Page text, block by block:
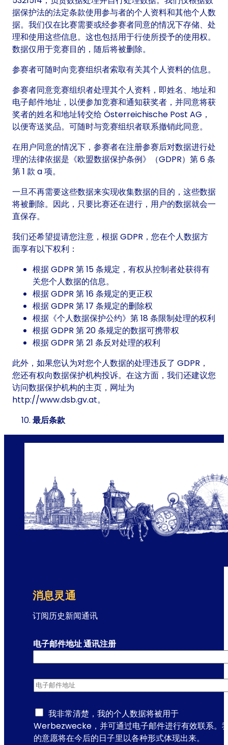
据保护法的法定条款使用参与者的个人资料和其他个人数
据。我们仅在比赛需要或经参赛者同意的情况下存储、处
理和使用这些信息。这也包括用于行使所授予的使用权。
数据仅用于竞赛目的，随后将被删除。
参赛者可随时向竞赛组织者索取有关其个人资料的信息。
参赛者同意竞赛组织者处理其个人资料，即姓名、地址和
电子邮件地址，以便参加竞赛和通知获奖者，并同意将获
奖者的姓名和地址转交给 Österreichische Post AG，
以便寄送奖品。可随时与竞赛组织者联系撤销此同意。
在用户同意的情况下，参赛者在注册参赛后对数据进行处
理的法律依据是《欧盟数据保护条例》（GDPR）第 6 条
第 1 款 a 项。
一旦不再需要这些数据来实现收集数据的目的，这些数据
将被删除。因此，只要比赛还在进行，用户的数据就会一
直保存。
我们还希望提请您注意，根据 GDPR，您在个人数据方
面享有以下权利：
根据 GDPR 第 15 条规定，有权从控制者处获得有
关您个人数据的信息。
根据 GDPR 第 16 条规定的更正权
根据 GDPR 第 17 条规定的删除权
根据《个人数据保护公约》第 18 条限制处理的权利
根据 GDPR 第 20 条规定的数据可携带权
根据 GDPR 第 21 条反对处理的权利
此外，如果您认为对您个人数据的处理违反了 GDPR，
您还有权向数据保护机构投诉。在这方面，我们还建议您
访问数据保护机构的主页，网址为
http://www.dsb.gv.at。
最后条款
消息灵通
订阅历史新闻通讯
电子邮件地址 通讯注册
电子邮件地址
我非常清楚，我的个人数据将被用于
Werbezwecke，并可通过电子邮件进行有效联系。
的意愿将在今后的日子里以各种形式体现出来。